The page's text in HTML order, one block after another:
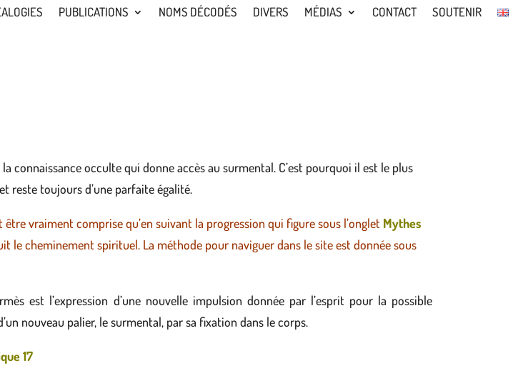
PUBLICATIONS NOMS DÉCODÉS DIVERS MÉDIAS CONTACT SOUTENIR
connaissance occulte qui donne accès au surmental. C’est pourquoi il est le plus
reste toujours d’une parfaite égalité.
vraiment comprise qu’en suivant la progression qui figure sous l’onglet Mythes
le cheminement spirituel. La méthode pour naviguer dans le site est donnée sous
est l’expression d’une nouvelle impulsion donnée par l’esprit pour la possible
nouveau palier, le surmental, par sa fixation dans le corps.
17